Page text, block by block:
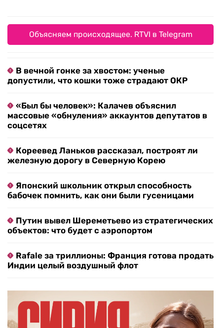
Объясняем происходящее. RTVI в Telegram
В вечной гонке за хвостом: ученые
допустили, что кошки тоже страдают ОКР
«Был бы человек»: Калачев объяснил
массовые «обнуления» аккаунтов депутатов в
соцсетях
Кореевед Ланьков рассказал, построят ли
железную дорогу в Северную Корею
Японский школьник открыл способность
бабочек помнить, как они были гусеницами
Путин вывел Шереметьево из стратегических
объектов: что будет с аэропортом
Rafale за триллионы: Франция готова продать
Индии целый воздушный флот